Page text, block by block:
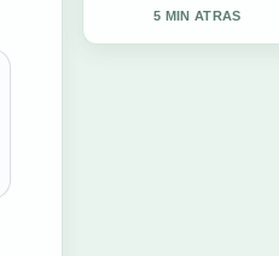
5 MIN ATRAS